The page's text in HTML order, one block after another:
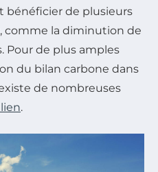
bénéficier de plusieurs
comme la diminution de
Pour de plus amples
du bilan carbone dans
de nombreuses
.